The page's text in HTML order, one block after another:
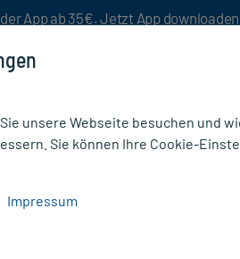
App ab 35€. Jetzt App downloaden
unsere Webseite besuchen und
Sie können Ihre Cookie-
Impressum